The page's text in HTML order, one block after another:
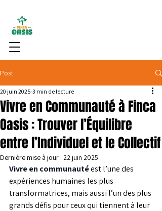
Post
Vivre en Communauté à Finca
Oasis : Trouver l’Équilibre
entre l’Individuel et le Collectif
20 juin 2025 3 min de lecture
Dernière mise à jour : 22 juin 2025
Vivre en communauté est l’une des
expériences humaines les plus
transformatrices, mais aussi l’un des plus
grands défis pour ceux qui tiennent à leur